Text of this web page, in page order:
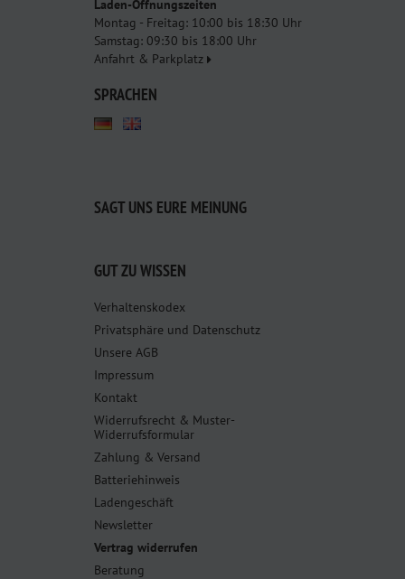
Laden-Öffnungszeiten
Montag - Freitag: 10:00 bis 18:30 Uhr
Samstag: 09:30 bis 18:00 Uhr
Anfahrt & Parkplatz
SPRACHEN
SAGT UNS EURE MEINUNG
GUT ZU WISSEN
Verhaltenskodex
Privatsphäre und Datenschutz
Unsere AGB
Impressum
Kontakt
Widerrufsrecht & Muster-
Widerrufsformular
Zahlung & Versand
Batteriehinweis
Ladengeschäft
Newsletter
Vertrag widerrufen
Beratung